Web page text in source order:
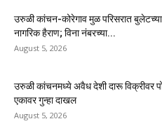
उरुळी कांचन-कोरेगाव मुळ परिसरात
नागरिक हैराण; विना नंबरच्या...
August 5, 2026
उरुळी कांचनमध्ये अवैध देशी दारू विक्रीवर
एकावर गुन्हा दाखल
August 5, 2026